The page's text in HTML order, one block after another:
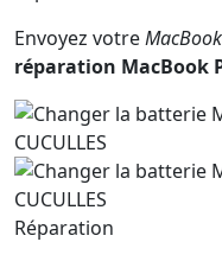
Envoyez votre
réparation MacBook
Réparation